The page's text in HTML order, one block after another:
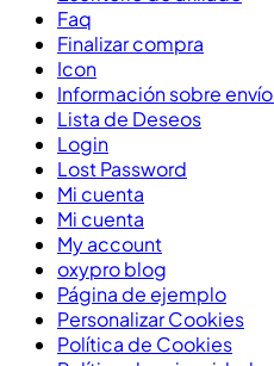
Faq
Finalizar compra
Icon
Información sobre
Lista de Deseos
Login
Lost Password
Mi cuenta
Mi cuenta
My account
oxypro blog
Página de ejemplo
Personalizar Cookies
Política de Cookies